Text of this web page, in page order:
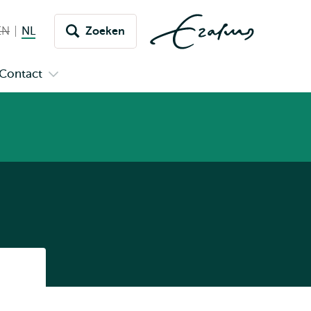
English not available
NLNederlands huidige taal
Zoeken